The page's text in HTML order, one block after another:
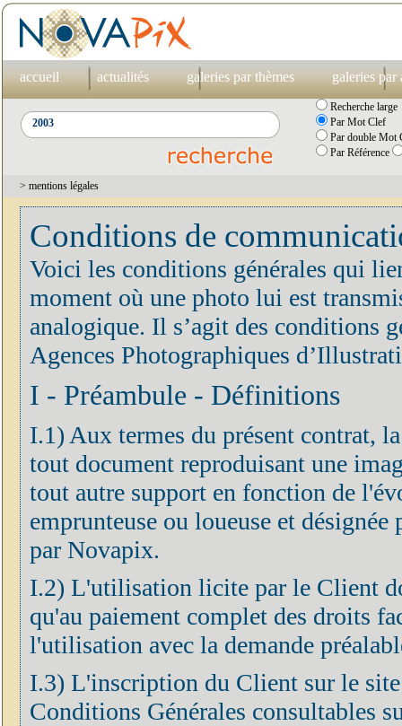
accueil actualités galeries par thèmes galeries par
Recherche large
Par Mot Clef
Par double Mot
Par Référence
> mentions légales
Conditions de
Voici les conditions générales qui
moment où une photo lui est
analogique. Il s’agit des conditions
Agences Photographiques
I - Préambule - Définitions
I.1) Aux termes du présent contrat,
tout document reproduisant une
tout autre support en fonction de
emprunteuse ou loueuse et
par Novapix.
I.2) L'utilisation licite par le Client
qu'au paiement complet des droits
l'utilisation avec la demande
I.3) L'inscription du Client sur le
Conditions Générales consultables